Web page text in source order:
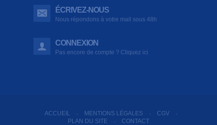
ÉCRIVEZ-NOUS
Nous répondons à votre mail sous 48h
CONNEXION
Pas encore de compte ? Cliquez ici
ACCUEIL - MENTIONS LÉGALES - CGV -
PLAN DU SITE - CONTACT